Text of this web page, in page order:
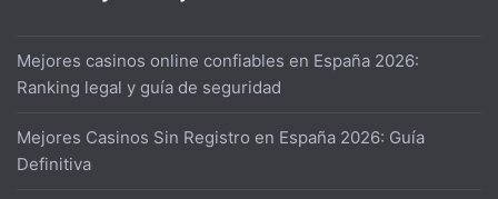
Mejores casinos online confiables en España 2026:
Ranking legal y guía de seguridad
Mejores Casinos Sin Registro en España 2026: Guía
Definitiva